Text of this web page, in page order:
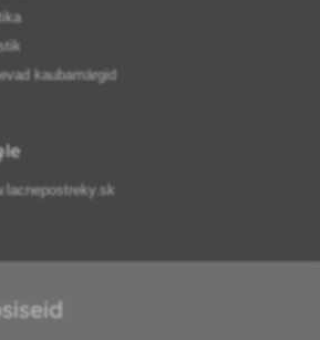
kaubamärgid
asjatundlikku nõu